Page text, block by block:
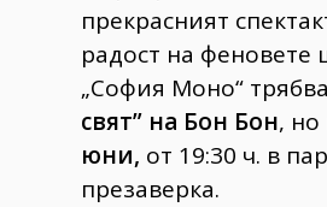
прекрасният
радост на феновете
„София Моно“
свят” на Бон Бон, но
юни, от 19:30 ч. в
презаверка.